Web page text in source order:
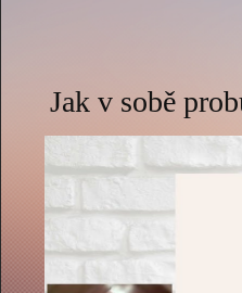
Jak v sobě
přehrávač